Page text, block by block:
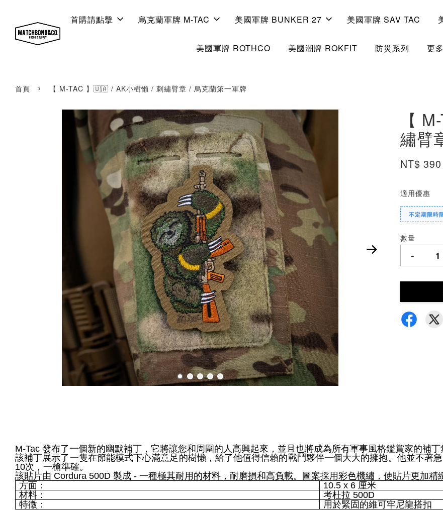
首購請點擊 烏克蘭軍牌 M-TAC 美國軍牌 BUNKER 27 美國軍牌 SAV TAC
美國軍牌 ROTHCO 美國潮牌 ROKFIT 防災系列 更
首頁 › 【 M-TAC 】🇺🇦 / AK小樹懶 / 刺繡臂章 / 烏克蘭第一軍牌
【
繡臂
NT$ 390
適用優惠
不定期限時
數量
-
M-Tac 發布了一個新的幽默補丁，它將讓您和周圍的人高興起來，並且也將成為所有軍事風格鑑賞家的補丁
該補丁展示了一隻在節能模式下心滿意足的樹懶，給了他值得信賴的戰鬥夥伴一個大大的擁抱。他並不著
10次，一槍準確。
該貼片由 Cordura 500D 製成 - 一種極其耐用的材料，耐磨損和高負載。圖案採用彩色機繡，使貼片更加精
方面：
10.5 x 6 厘米
材料：
考杜拉 500D
特徵：
用於緊固的維可牢尼龍搭扣